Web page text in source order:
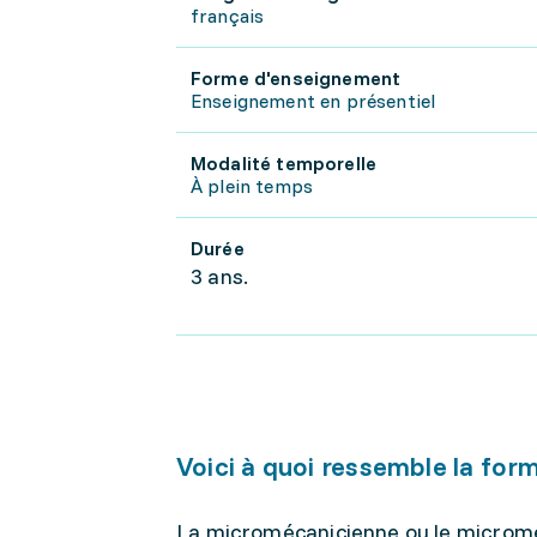
français
Forme d'enseignement
Enseignement en présentiel
Modalité temporelle
À plein temps
Durée
3 ans.
Voici à quoi ressemble la